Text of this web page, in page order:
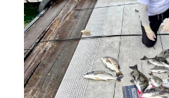
0597-32-0573